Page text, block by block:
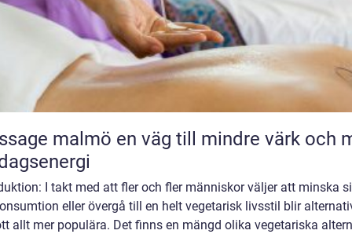
en väg till mindre värk och mer
I takt med att fler och fler människor väljer att minska
eller övergå till en helt vegetarisk livsstil blir
allt mer populära. Det finns en mängd olika vegetariska